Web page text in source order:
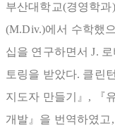
부산대학교(경영학
(M.Div.)에서 수학했
십을 연구하면서 J.
토링을 받았다. 클린
지도자 만들기』, 『
개발』을 번역하였고